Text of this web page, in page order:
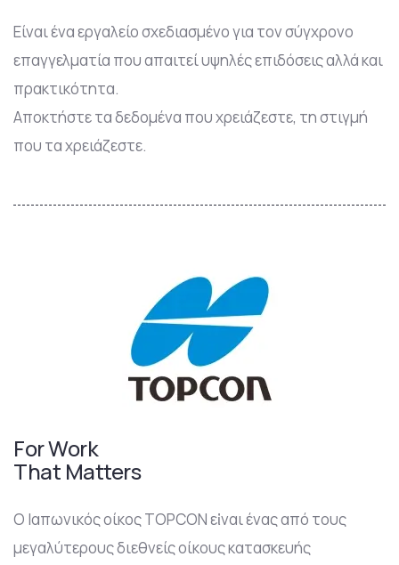
Είναι ένα εργαλείο σχεδιασμένο για τον σύγχρονο
επαγγελματία που απαιτεί υψηλές επιδόσεις αλλά και
πρακτικότητα.
Αποκτήστε τα δεδομένα που χρειάζεστε, τη στιγμή
που τα χρειάζεστε.
For Work
That Matters
O Ιαπωνικός οίκος TOPCON εἰναι ένας από τους
μεγαλύτερους διεθνείς οίκους κατασκευής